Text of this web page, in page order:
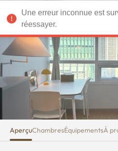
[by subway]
AperçuChambresÉquipementsÀ
Une erreur inconnue est
réessayer.